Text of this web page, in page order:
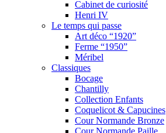
Cabinet de curiosité
Henri IV
Le temps qui passe
Art déco “1920”
Ferme “1950”
Méribel
Classiques
Bocage
Chantilly
Collection Enfants
Coquelicot & Capucines
Cour Normande Bronze
Cour Normande Paille